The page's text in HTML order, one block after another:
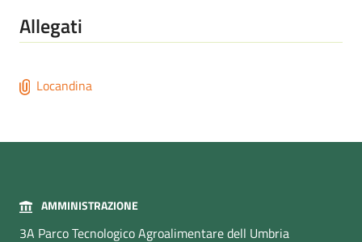
Allegati
Locandina
AMMINISTRAZIONE
3A Parco Tecnologico Agroalimentare dell Umbria